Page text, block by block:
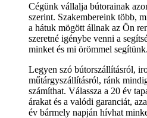
Cégünk vállalja bútorainak
szerint. Szakembereink több,
a hátuk mögött állnak az Ön
szeretné igénybe venni a
minket és mi örömmel segítünk.
Legyen szó bútorszállításról,
műtárgyszállításról, ránk
számíthat. Válassza a 20 év
árakat és a valódi garanciát,
év bármely napján hívhat